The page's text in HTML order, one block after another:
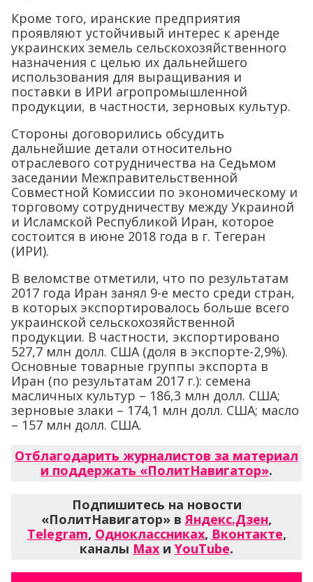
Кроме того, иранские предприятия
проявляют устойчивый интерес к аренде
украинских земель сельскохозяйственного
назначения с целью их дальнейшего
использования для выращивания и
поставки в ИРИ агропромышленной
продукции, в частности, зерновых культур.
Стороны договорились обсудить
дальнейшие детали относительно
отраслевого сотрудничества на Седьмом
заседании Межправительственной
Совместной Комиссии по экономическому и
торговому сотрудничеству между Украиной
и Исламской Республикой Иран, которое
состоится в июне 2018 года в г. Тегеран
(ИРИ).
В веломстве отметили, что по результатам
2017 года Иран занял 9-е место среди стран,
в которых экспортировалось больше всего
украинской сельскохозяйственной
продукции. В частности, экспортировано
527,7 млн долл. США (доля в экспорте-2,9%).
Основные товарные группы экспорта в
Иран (по результатам 2017 г.): семена
масличных культур – 186,3 млн долл. США;
зерновые злаки – 174,1 млн долл. США; масло
– 157 млн долл. США.
Отблагодарить журналистов за материал
и поддержать «ПолитНавигатор».
Подпишитесь на новости
«ПолитНавигатор» вЯндекс.Дзен,
Telegram, Одноклассниках, Вконтакте,
каналы Max и YouTube.